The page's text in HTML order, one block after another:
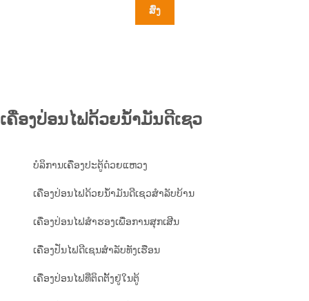
ສົ່ງ
ເຄື່ອງປ່ອນໄຟດ້ວຍນ້ຳມັນດີເຊວ
ບໍລິການເຄື່ອງປະຕູ້ດ໋ວຍແຫວງ
ເຄື່ອງປ່ອນໄຟດ້ວຍນ້ຳມັນດີເຊວສຳລັບບ້ານ
ເຄື່ອງປ່ອນໄຟສຳຮອງເພື່ອການສຸກເສີນ
ເຄື່ອງປັ່ນໄຟດີເຊນສຳລັບທັງເຮືອນ
ເຄື່ອງປ່ອນໄຟທີ່ຕິດຕັ້ງຢູ່ໃນຕູ້